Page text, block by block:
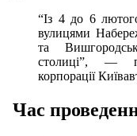
“Із 4 до 6 лютого частково обмежуватимуть рух
вулицями
та
столиці”, —
корпорації
Час